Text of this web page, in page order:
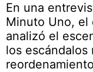
En una
Minuto Uno, el
analizó el
los